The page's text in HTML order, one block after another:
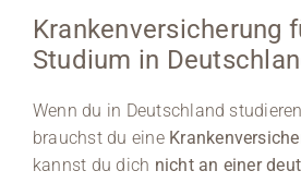
Krankenversicherung
Studium in
Wenn du in Deutschland
brauchst du eine
kannst du dich nicht an einer